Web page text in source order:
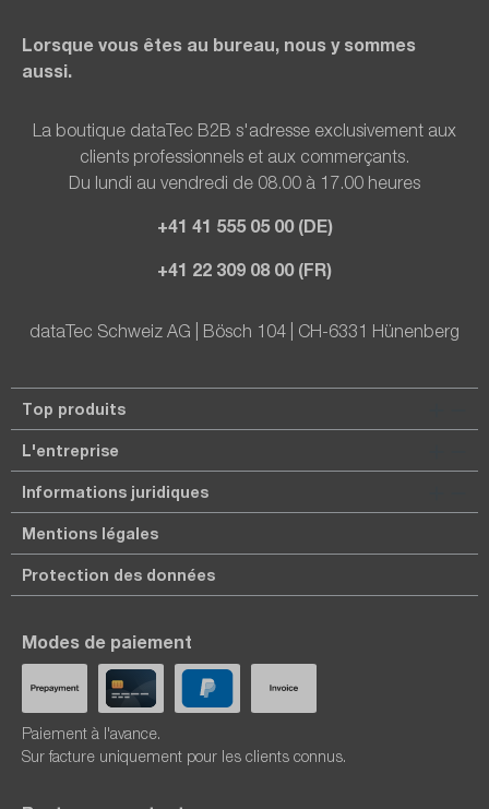
Lorsque vous êtes au bureau, nous y sommes
aussi.
La boutique dataTec B2B s'adresse exclusivement aux
clients professionnels et aux commerçants.
Du lundi au vendredi de 08.00 à 17.00 heures
+41 41 555 05 00 (DE)
+41 22 309 08 00 (FR)
dataTec Schweiz AG | Bösch 104 | CH-6331 Hünenberg
Top produits
L'entreprise
Informations juridiques
Mentions légales
Protection des données
Modes de paiement
Paiement à l'avance.
Sur facture uniquement pour les clients connus.